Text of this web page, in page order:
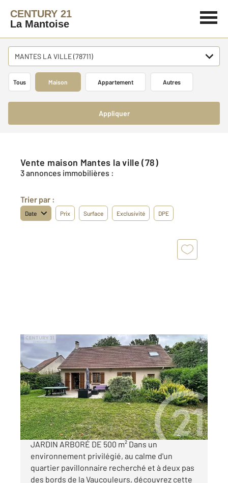
CENTURY 21
La Mantoise
MANTES LA VILLE (78711)
Tous Maison Appartement Autres
Appliquer
Vente maison Mantes la ville (78)
3 annonces immobilières :
Trier par :
Date Prix Surface Exclusivité DPE
MANTES LA VILLE 78
100,41 m2, 5 pièces
Ref : 5730
Maison à vendre
292 000 €
MANTES-LA-VILLE MAISON FAMILIALE AVEC
JARDIN ARBORÉ DE 500 m² Dans un
environnement privilégié, au calme d'un
quartier pavillonnaire recherché et à deux pas
des bords de la Vaucouleurs, découvrez cette